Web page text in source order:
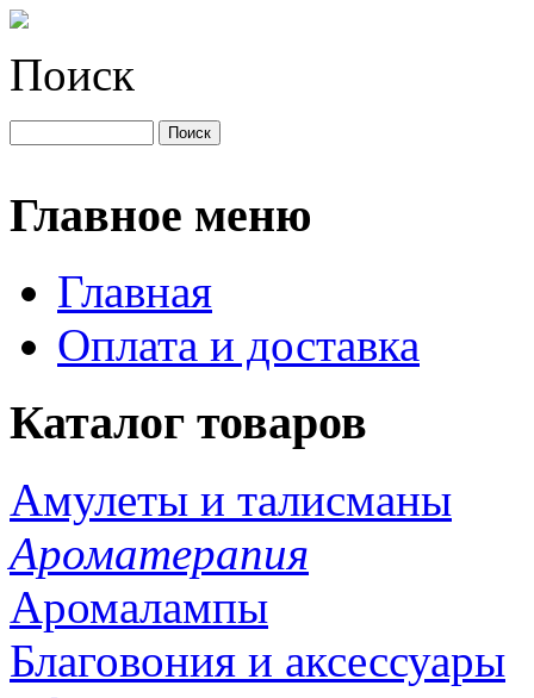
Поиск
Главное меню
Главная
Оплата и доставка
Каталог товаров
Амулеты и талисманы
Ароматерапия
Аромалампы
Благовония и аксессуары